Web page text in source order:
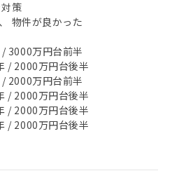
策
物件が良かった
3000万円台前半
/ 2000万円台後半
2000万円台前半
/ 2000万円台後半
/ 2000万円台後半
/ 2000万円台後半